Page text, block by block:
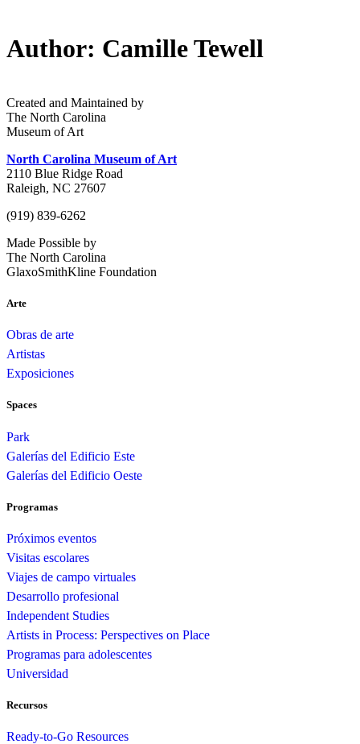
Author: Camille Tewell
Created and Maintained by
The North Carolina
Museum of Art
North Carolina Museum of Art
2110 Blue Ridge Road
Raleigh, NC 27607
(919) 839-6262
Made Possible by
The North Carolina
GlaxoSmithKline Foundation
Arte
Obras de arte
Artistas
Exposiciones
Spaces
Park
Galerías del Edificio Este
Galerías del Edificio Oeste
Programas
Próximos eventos
Visitas escolares
Viajes de campo virtuales
Desarrollo profesional
Independent Studies
Artists in Process: Perspectives on Place
Programas para adolescentes
Universidad
Recursos
Ready-to-Go Resources